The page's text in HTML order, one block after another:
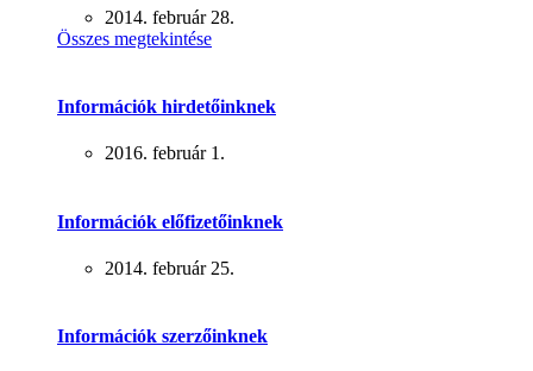
2014. február 28.
Összes megtekintése
Információk hirdetőinknek
2016. február 1.
Információk előfizetőinknek
2014. február 25.
Információk szerzőinknek